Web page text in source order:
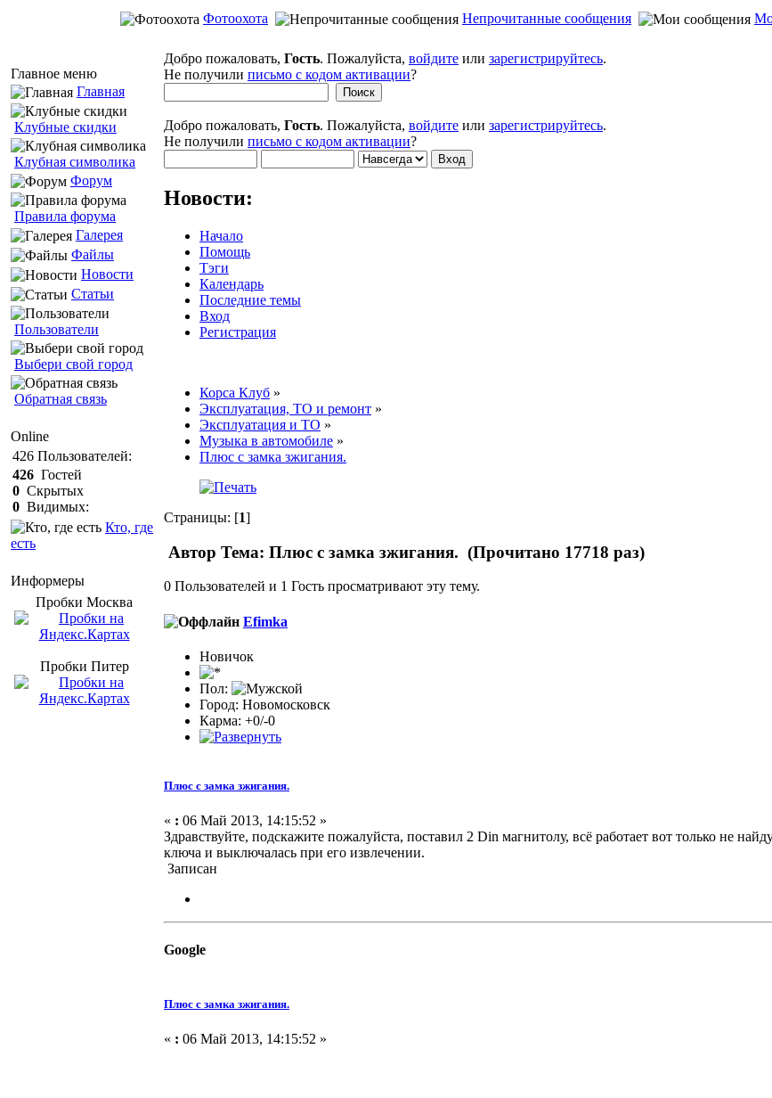
Фотоохота Непрочитанные сообщения
Главное меню
Главная
Клубные скидки
Клубная символика
Форум
Правила форума
Галерея
Файлы
Новости
Статьи
Пользователи
Выбери свой город
Обратная связь
Online
426 Пользователей:
426 Гостей
0 Скрытых
0 Видимых:
Кто, где
есть
Информеры
Пробки Mосква
Пробки Питер
Добро пожаловать, Гость. Пожалуйста, войдите или зарегистрируйтесь.
Не получили письмо с кодом активации?
Добро пожаловать, Гость. Пожалуйста, войдите или зарегистрируйтесь.
Не получили письмо с кодом активации?
Новости:
Начало
Помощь
Тэги
Календарь
Последние темы
Вход
Регистрация
Корса Клуб »
Эксплуатация, ТО и ремонт »
Эксплуатация и ТО »
Музыка в автомобиле »
Плюс с замка зжигания.
Страницы: [1]
Автор Тема: Плюс с замка зжигания. (Прочитано 17718 раз)
0 Пользователей и 1 Гость просматривают эту тему.
Efimka
Новичок
Пол:
Город: Новомосковск
Карма: +0/-0
Плюс с замка зжигания.
« : 06 Май 2013, 14:15:52 »
Здравствуйте, подскажите пожалуйста, поставил 2 Din магнитолу, всё работает вот только не
ключа и выключалась при его извлечении.
Записан
Google
Плюс с замка зжигания.
« : 06 Май 2013, 14:15:52 »